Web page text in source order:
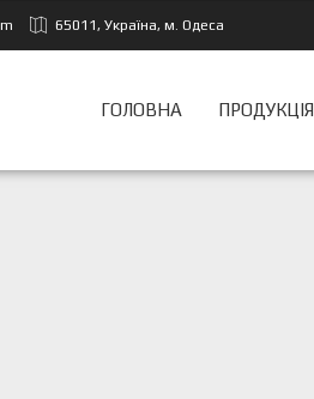
65011, Україна, м. Одеса
ГОЛОВНА ПРОДУКЦІЯ